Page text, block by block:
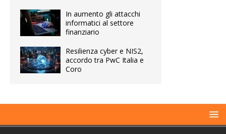
In aumento gli attacchi
informatici al settore
finanziario
Resilienza cyber e NIS2,
accordo tra PwC Italia e
Coro